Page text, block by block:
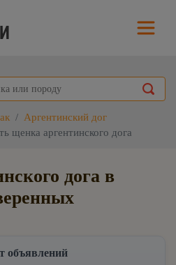
Аргентинский дог
щенка аргентинского дога
дога в
объявлений